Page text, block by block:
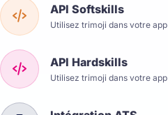
API Softskills
Utilisez trimoji dans votre app
API Hardskills
Utilisez trimoji dans votre app